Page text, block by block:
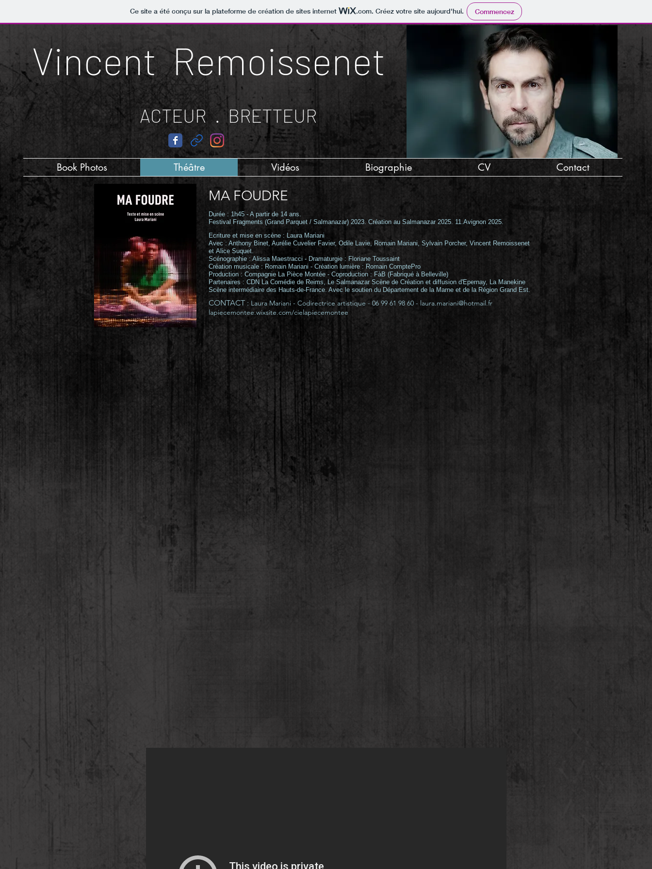
Ce site a été conçu sur la plateforme de création de sites internet .com. Créez votre site aujourd'hui. Commencez
Vincent Remoissenet
ACTEUR . BRETTEUR
Book Photos Théâtre Vidéos Biographie CV Contact
MA FOUDRE
Durée : 1h45 - A partir de 14 ans.
Festival Fragments (Grand Parquet / Salmanazar) 2023. Création au Salmanazar 2025. 11.Avignon 2025.
Ecriture et mise en scène : Laura Mariani
Avec : Anthony Binet, Aurélie Cuvel ier Favier, Odile Lavie, Romain Mariani, Sylvain Porcher, Vincent Remoissenet
et Alice Suquet.
Scénographie : Alissa Maestracci - Dramaturgie : Floriane Toussaint
Création musicale : Romain Mariani - Création lumière : Romain ComptePro
Production : Compagnie La Pièce Montée - Coproduction : FàB (Fabriqué à Belleville)
Partenaires : CDN La Comédie de Reims, Le Salmanazar Scène de Création et diffusion d'Epernay, La Manekine
Scène intermédiaire des Hauts-de-France. Avec le soutien du Département de la Marne et de la Région Grand Est.
CONTACT : Laura Mariani - Codirectrice artistique - 06 99 61 98 60 - laura.mariani@hotmail.fr
lapiecemontee.wixsite.com/cielapiecemontee